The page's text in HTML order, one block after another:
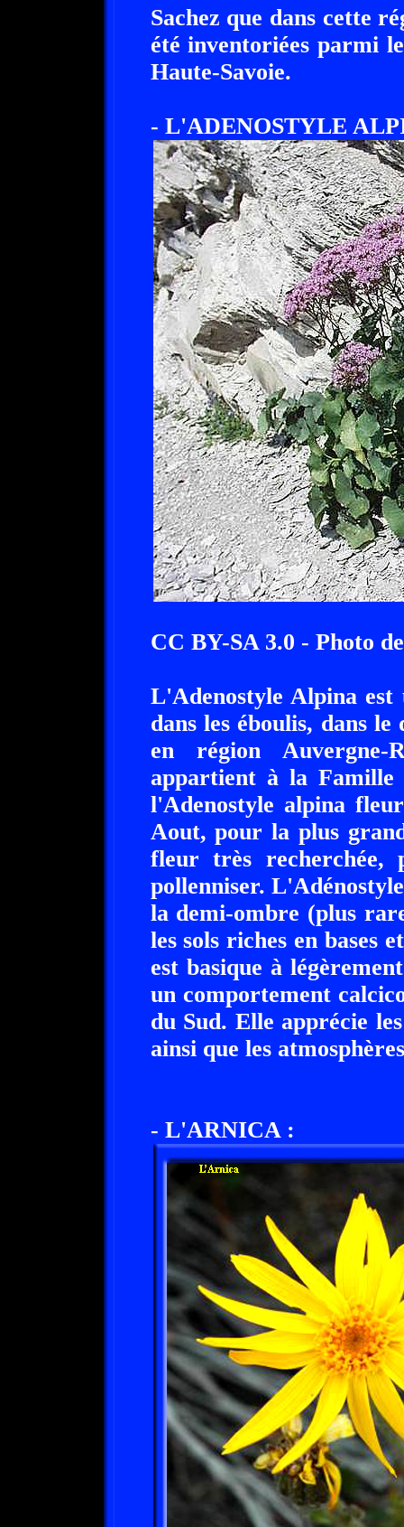
Sachez que dans cette
été inventoriées parmi
Haute-Savoie.
- L'ADENOSTYLE
CC BY-SA 3.0 - Photo
L'Adenostyle Alpina
dans les éboulis, dans
en région Auvergne-
appartient à la Famille
l'Adenostyle alpina
Aout, pour la plus
fleur très recherchée,
pollenniser.
la demi-ombre (plus
les sols riches en bases
est basique à
un comportement
du Sud. Elle apprécie
ainsi que les
- L'ARNICA :